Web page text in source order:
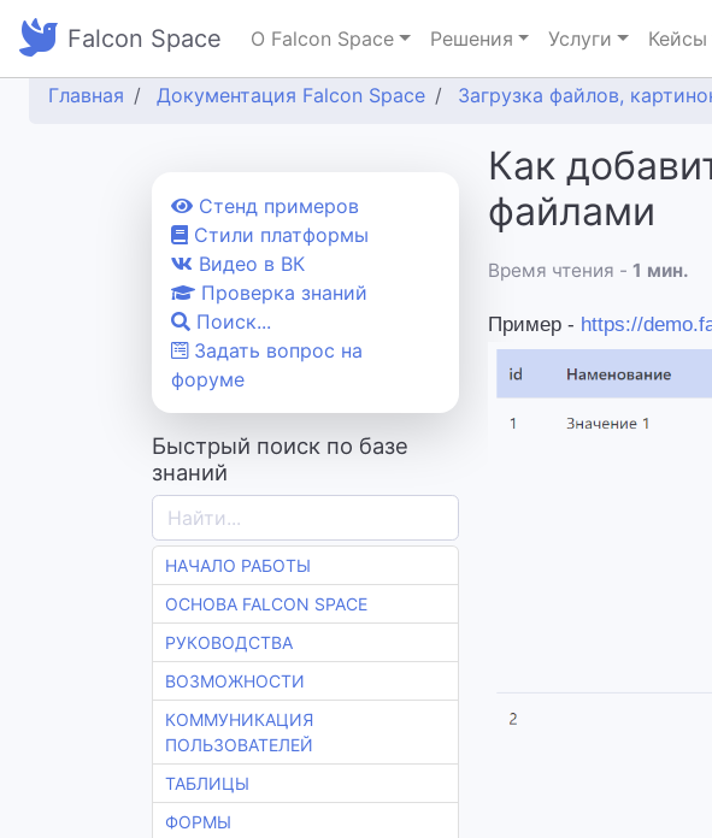
Falcon Space О Falcon Space Решения Услуги Кейсы
Главная Документация Falcon Space Загрузка файлов,
Cтенд примеров
Стили платформы
Видео в ВК
Проверка знаний
Поиск...
Задать вопрос на
форуме
Быстрый поиск по базе
знаний
НАЧАЛО РАБОТЫ
ОСНОВА FALCON SPACE
РУКОВОДСТВА
ВОЗМОЖНОСТИ
КОММУНИКАЦИЯ
ПОЛЬЗОВАТЕЛЕЙ
ТАБЛИЦЫ
ФОРМЫ
Как
файлами
Время чтения - 1 мин.
Пример - https://